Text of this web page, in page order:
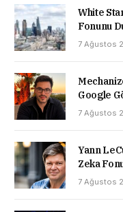
White
Fonunu
7 Ağustos
Google
7 Ağustos
Yann
Zeka
7 Ağustos